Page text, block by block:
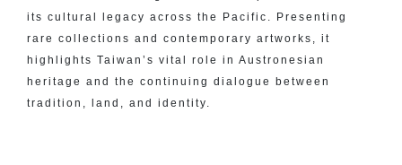
its cultural legacy across the Pacific. Presenting
rare collections and contemporary artworks, it
highlights Taiwan’s vital role in Austronesian
heritage and the continuing dialogue between
tradition, land, and identity.